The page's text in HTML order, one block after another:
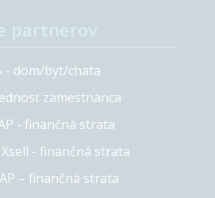
- dom/byt/chata
zamestnanca
- finančná strata
Xsell - finančná strata
– finančná strata